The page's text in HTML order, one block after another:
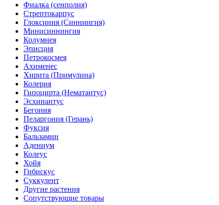
Фиалка (сенполия)
Стрептокарпус
Глоксиния (Синнингия)
Минисиннингия
Колумнея
Эписция
Петрокосмея
Ахименес
Хирита (Примулина)
Колерия
Гипоцирта (Нематантус)
Эсхинантус
Бегония
Пеларгония (Герань)
Фуксия
Бальзамин
Адениум
Колеус
Хойя
Гибискус
Суккулент
Другие растения
Сопутствующие товары